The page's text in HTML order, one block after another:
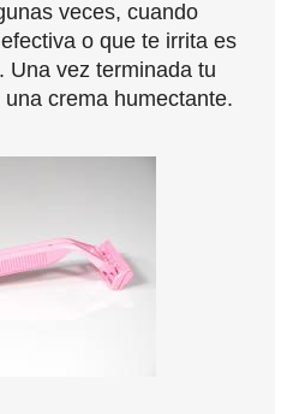
veces, cuando
o que te irrita es
Una vez terminada tu
crema humectante.